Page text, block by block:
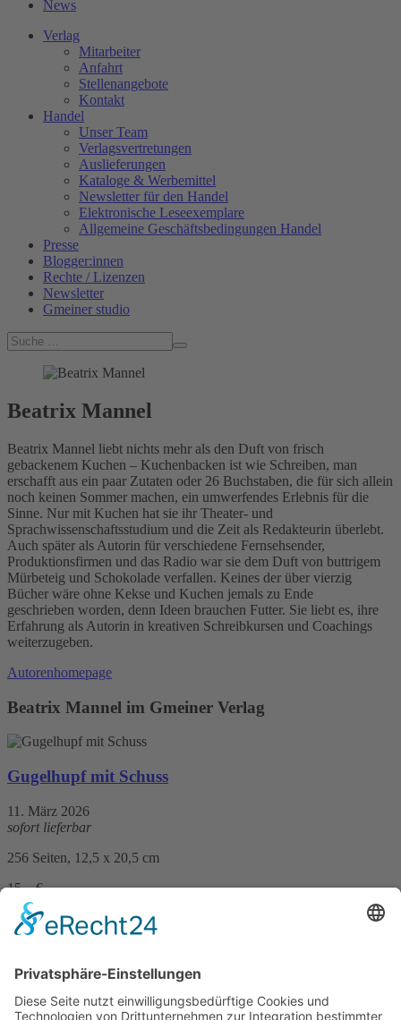
News
Verlag
Mitarbeiter
Anfahrt
Stellenangebote
Kontakt
Handel
Unser Team
Verlagsvertretungen
Auslieferungen
Kataloge & Werbemittel
Newsletter für den Handel
Elektronische Leseexemplare
Allgemeine Geschäftsbedingungen Handel
Presse
Blogger:innen
Rechte / Lizenzen
Newsletter
Gmeiner studio
Beatrix Mannel
Beatrix Mannel liebt nichts mehr als den Duft von frisch
gebackenem Kuchen – Kuchenbacken ist wie Schreiben, man
erschafft aus ein paar Zutaten oder 26 Buchstaben, die für sich allein
noch keinen Sommer machen, ein umwerfendes Erlebnis für die
Sinne. Nur mit Kuchen hat sie ihr Theater- und
Sprachwissenschaftsstudium und die Zeit als Redakteurin überlebt.
Auch später als Autorin für verschiedene Fernsehsender,
Produktionsfirmen und das Radio war sie dem Duft von buttrigem
Mürbeteig und Schokolade verfallen. Keines der über vierzig
Bücher wäre ohne Kekse und Kuchen jemals zu Ende
geschrieben worden, denn Ideen brauchen Futter. Sie liebt es, ihre
Erfahrung als Autorin in kreativen Schreibkursen und Coachings
weiterzugeben.
Autorenhomepage
Beatrix Mannel im Gmeiner Verlag
Gugelhupf mit Schuss
11. März 2026
sofort lieferbar
256 Seiten, 12,5 x 20,5 cm
15,– €
mehr Infos …
Kalte Schnauzen, heiße Fährten